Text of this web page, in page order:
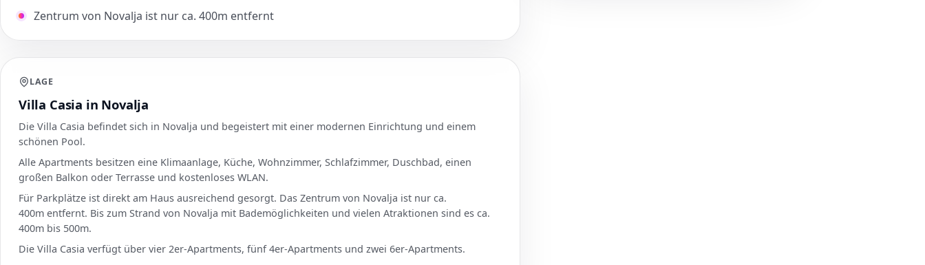
Zentrum von Novalja ist nur ca. 400m entfernt
LAGE
Villa Casia in Novalja
Die Villa Casia befindet sich in Novalja und begeistert mit einer modernen Einrichtung und einem
schönen Pool.
Alle Apartments besitzen eine Klimaanlage, Küche, Wohnzimmer, Schlafzimmer, Duschbad, einen
großen Balkon oder Terrasse und kostenloses WLAN.
Für Parkplätze ist direkt am Haus ausreichend gesorgt. Das Zentrum von Novalja ist nur ca.
400m entfernt. Bis zum Strand von Novalja mit Bademöglichkeiten und vielen Atraktionen sind es ca.
400m bis 500m.
Die Villa Casia verfügt über vier 2er-Apartments, fünf 4er-Apartments und zwei 6er-Apartments.